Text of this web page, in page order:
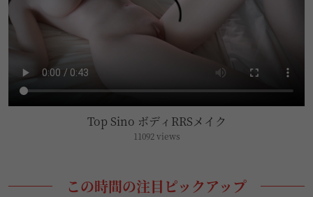
Top Sino ボディRRSメイク
11092 views
この時間の注目ピックアップ